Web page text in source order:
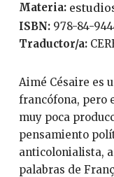
Materia:
ISBN:
978-84-
Traductor/a:
Aimé Césaire es un referente de la poesía
francófona, pero
muy poca
pensamiento
anticolonialista,
palabras de